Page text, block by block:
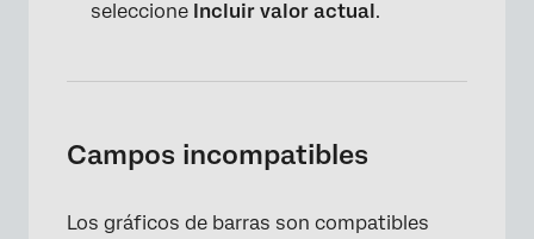
seleccione Incluir valor actual.
Campos incompatibles
Los gráficos de barras son compatibles